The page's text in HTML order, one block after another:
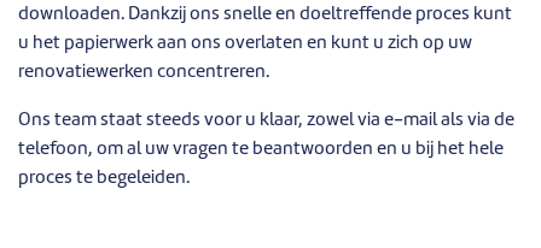
downloaden. Dankzij ons snelle en doeltreffende proces kunt
u het papierwerk aan ons overlaten en kunt u zich op uw
renovatiewerken concentreren.
Ons team staat steeds voor u klaar, zowel via e-mail als via de
telefoon, om al uw vragen te beantwoorden en u bij het hele
proces te begeleiden.